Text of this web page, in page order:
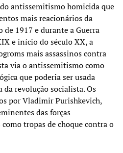
antissemitismo homicida que
mais reacionários da
de 1917 e durante a Guerra
e início do século XX, a
mais assassinos contra
via o antissemitismo como
que poderia ser usada
da revolução socialista. Os
por Vladimir Purishkevich,
das forças
tropas de choque contra o